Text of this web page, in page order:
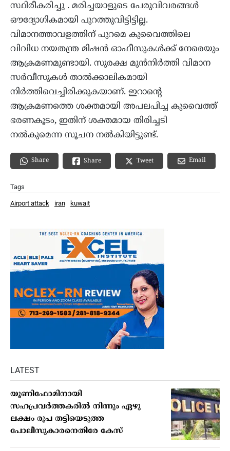
സ്ഥിരീകരിച്ചു . മരിച്ചയാളുടെ പേരുവിവരങ്ങൾ
ഔദ്യോഗികമായി പുറത്തുവിട്ടിട്ടില്ല.
വിമാനത്താവളത്തിന് പുറമെ കുവൈത്തിലെ
വിവിധ നയതന്ത്ര മിഷൻ ഓഫീസുകൾക്ക് നേരെയും
ആക്രമണമുണ്ടായി. സുരക്ഷ മുൻനിർത്തി വിമാന
സർവീസുകൾ താൽക്കാലികമായി
നിർത്തിവെച്ചിരിക്കുകയാണ്. ഇറാന്റെ
ആക്രമണത്തെ ശക്തമായി അപലപിച്ച കുവൈത്ത്
ഭരണകൂടം, ഇതിന് ശക്തമായ തിരിച്ചടി
നൽകുമെന്ന സൂചന നൽകിയിട്ടുണ്ട്.
Share Share Tweet Email
Tags
Airport attack iran kuwait
LATEST
യൂണിഫോമിനായി
സഹപ്രവര്‍ത്തകരില്‍ നിന്നും ഏഴു
ലക്ഷം രൂപ തട്ടിയെടുത്ത
പോലീസുകാരനെതിരേ കേസ്